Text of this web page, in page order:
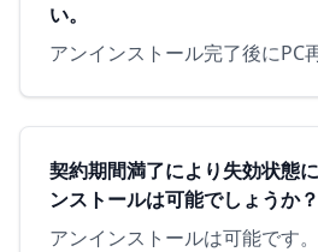
い。
契約期間満了により失効状態
ンストールは可能でしょうか？